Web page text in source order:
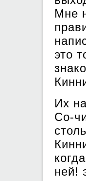
Мне
это
Их
Со-
ней!